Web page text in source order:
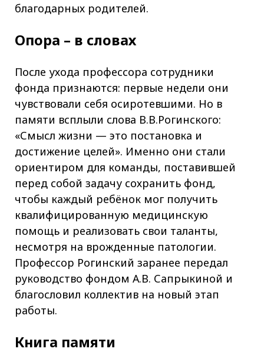
благодарных родителей.
Опора – в словах
После ухода профессора сотрудники
фонда признаются: первые недели они
чувствовали себя осиротевшими. Но в
памяти всплыли слова В.В.Рогинского:
«Смысл жизни — это постановка и
достижение целей». Именно они стали
ориентиром для команды, поставившей
перед собой задачу сохранить фонд,
чтобы каждый ребёнок мог получить
квалифицированную медицинскую
помощь и реализовать свои таланты,
несмотря на врожденные патологии.
Профессор Рогинский заранее передал
руководство фондом А.В. Сапрыкиной и
благословил коллектив на новый этап
работы.
Книга памяти